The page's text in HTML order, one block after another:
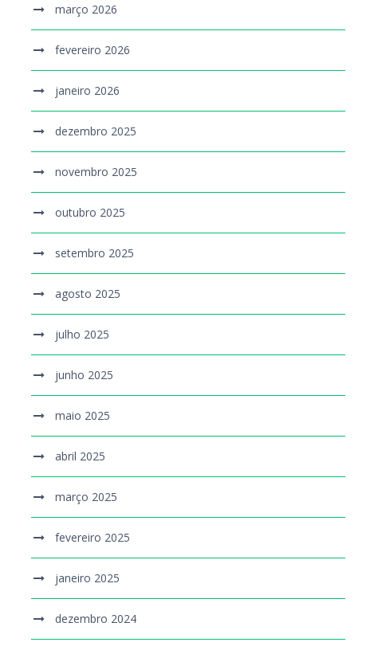
março 2026
fevereiro 2026
janeiro 2026
dezembro 2025
novembro 2025
outubro 2025
setembro 2025
agosto 2025
julho 2025
junho 2025
maio 2025
abril 2025
março 2025
fevereiro 2025
janeiro 2025
dezembro 2024